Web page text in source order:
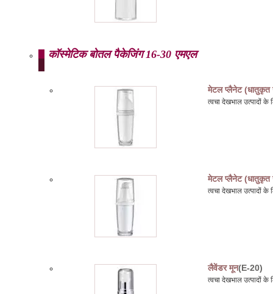
कॉस्मेटिक बोतल पैकेजिंग 16-30 एमएल
मेटल प्लैनेट (धातुकृत
त्वचा देखभाल उत्पादों के
मेटल प्लैनेट (धातुकृत
त्वचा देखभाल उत्पादों के
लैवेंडर मून(E-20)
त्वचा देखभाल उत्पादों के